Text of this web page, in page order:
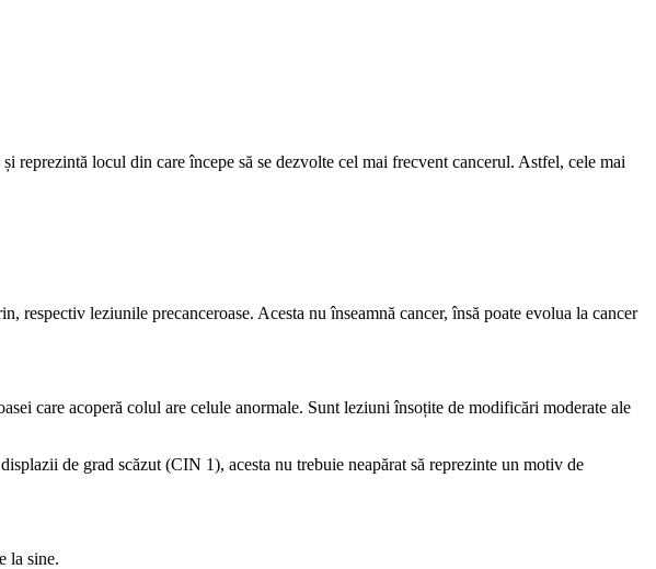
și reprezintă locul din care începe să se dezvolte cel mai frecvent cancerul. Astfel, cele mai
respectiv leziunile precanceroase. Acesta nu înseamnă cancer, însă poate evolua la cancer
care acoperă colul are celule anormale. Sunt leziuni însoțite de modificări moderate ale
de grad scăzut (CIN 1), acesta nu trebuie neapărat să reprezinte un motiv de
la sine.